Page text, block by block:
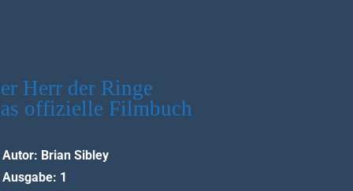
Herr der Ringe
offizielle Filmbuch
Autor: Brian Sibley
Ausgabe: 1